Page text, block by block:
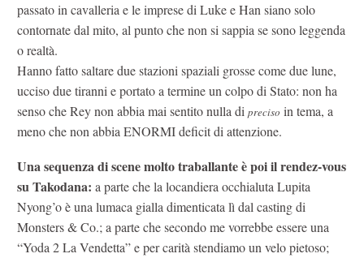
passato in cavalleria e le imprese di Luke e Han siano solo
contornate dal mito, al punto che non si sappia se sono leggenda
o realtà.
Hanno fatto saltare due stazioni spaziali grosse come due lune,
ucciso due tiranni e portato a termine un colpo di Stato: non ha
senso che Rey non abbia mai sentito nulla di preciso in tema, a
meno che non abbia ENORMI deficit di attenzione.
Una sequenza di scene molto traballante è poi il rendez-vous
su Takodana: a parte che la locandiera occhialuta Lupita
Nyong’o è una lumaca gialla dimenticata lì dal casting di
Monsters & Co.; a parte che secondo me vorrebbe essere una
“Yoda 2 La Vendetta” e per carità stendiamo un velo pietoso;